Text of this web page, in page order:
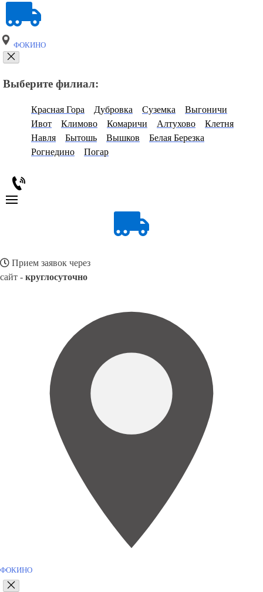
ФОКИНО
Выберите филиал:
Красная Гора Дубровка Суземка
Выгоничи
Ивот
Климово Комаричи Алтухово
Клетня
Навля
Бытошь Вышков
Белая Березка
Рогнедино
Погар
Прием заявок через
сайт - круглосуточно
ФОКИНО